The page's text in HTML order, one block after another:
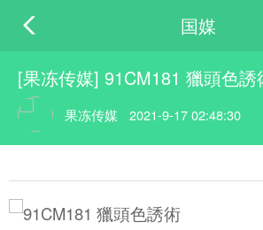
国媒
[果冻传媒] 91CM181 獵頭色誘
果冻传媒 2021-9-17 02:48:30